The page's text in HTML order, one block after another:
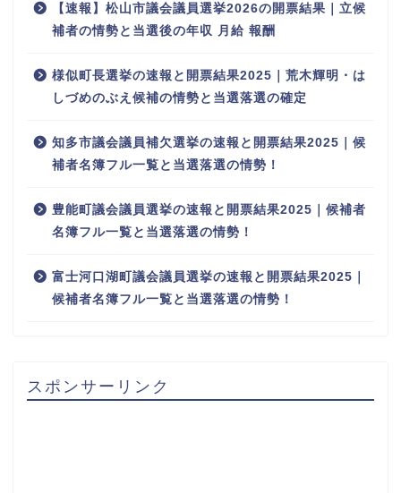
【速報】松山市議会議員選挙2026の開票結果｜立候
補者の情勢と当選後の年収 月給 報酬
様似町長選挙の速報と開票結果2025｜荒木輝明・は
しづめのぶえ候補の情勢と当選落選の確定
知多市議会議員補欠選挙の速報と開票結果2025｜候
補者名簿フル一覧と当選落選の情勢！
豊能町議会議員選挙の速報と開票結果2025｜候補者
名簿フル一覧と当選落選の情勢！
富士河口湖町議会議員選挙の速報と開票結果2025｜
候補者名簿フル一覧と当選落選の情勢！
スポンサーリンク